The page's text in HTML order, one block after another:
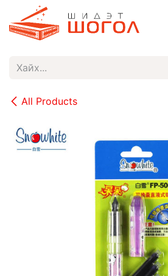
Skip to Content
All Products